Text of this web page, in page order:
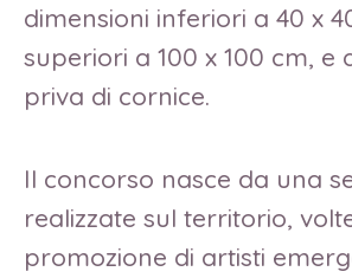
dimensioni inferiori a 40 x
superiori a 100 x 100 cm, e
priva di cornice.
Il concorso nasce da una
realizzate sul territorio,
promozione di artisti